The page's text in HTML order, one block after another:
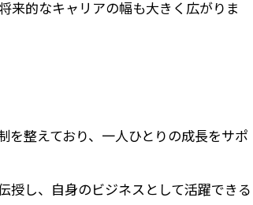
来的なキャリアの幅も大きく広がりま
整えており、一人ひとりの成長をサポ
授し、自身のビジネスとして活躍できる